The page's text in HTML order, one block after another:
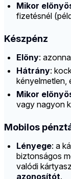
Mikor
fizetésnél
Készpénz
Előny:
Hátrány:
kényelmetlen,
Mikor
vagy nagyon
Mobilos
Lényege: a
biztonságos
valódi
azonosítót.